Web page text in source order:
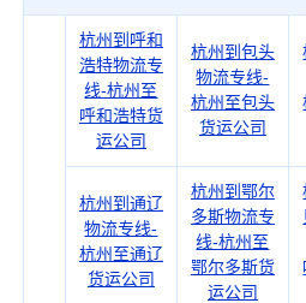
杭州到呼和
浩特物流专
线-杭州至
呼和浩特货
运公司
杭州到包头
物流专线-
杭州至包头
货运公司
杭州到通辽
物流专线-
杭州至通辽
货运公司
杭州到鄂尔
多斯物流专
线-杭州至
鄂尔多斯货
运公司